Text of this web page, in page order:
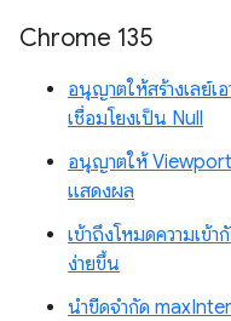
Chrome 135
อนุญาตให้สร้างเลย์เ
เชื่อมโยงเป็น Null
อนุญาตให้ Viewport
แสดงผล
เข้าถึงโหมดความเข้
ง่ายขึ้น
นำขีดจำกัด